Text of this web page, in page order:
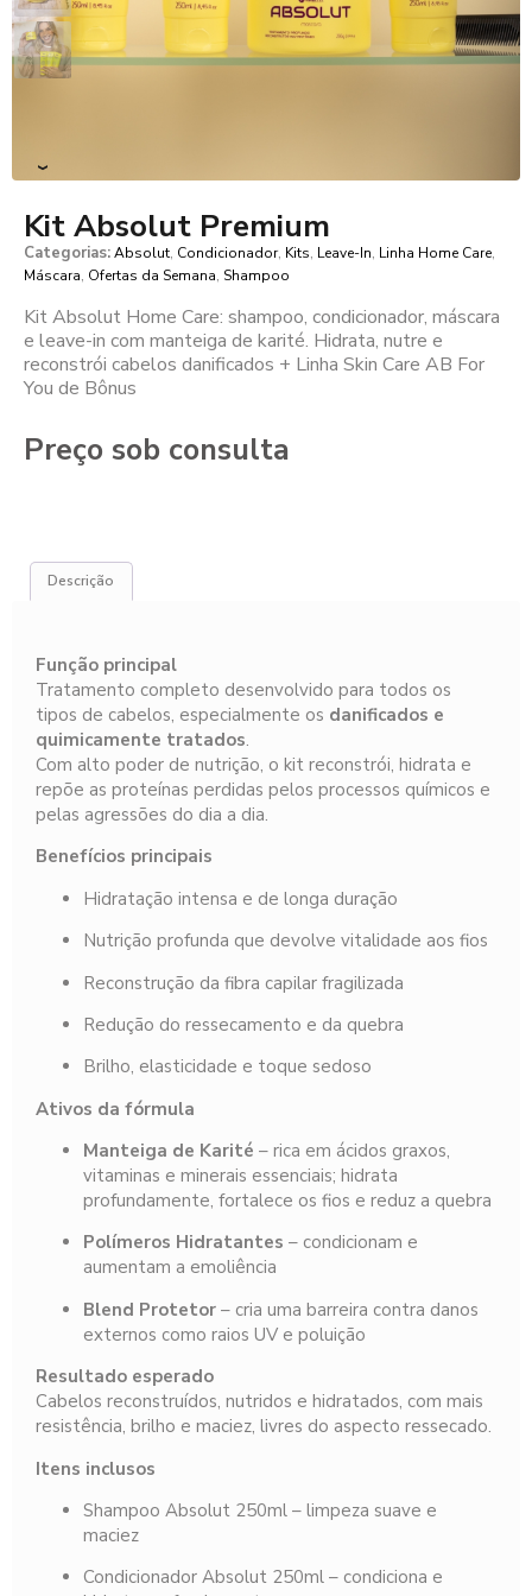
›
Kit Absolut Premium
Categorias:Absolut, Condicionador, Kits, Leave-In, Linha Home Care,
Máscara, Ofertas da Semana, Shampoo
Kit Absolut Home Care: shampoo, condicionador, máscara
e leave-in com manteiga de karité. Hidrata, nutre e
reconstrói cabelos danificados + Linha Skin Care AB For
You de Bônus
Preço sob consulta
Descrição
Função principal
Tratamento completo desenvolvido para todos os
tipos de cabelos, especialmente os danificados e
quimicamente tratados.
Com alto poder de nutrição, o kit reconstrói, hidrata e
repõe as proteínas perdidas pelos processos químicos e
pelas agressões do dia a dia.
Benefícios principais
Hidratação intensa e de longa duração
Nutrição profunda que devolve vitalidade aos fios
Reconstrução da fibra capilar fragilizada
Redução do ressecamento e da quebra
Brilho, elasticidade e toque sedoso
Ativos da fórmula
Manteiga de Karité – rica em ácidos graxos,
vitaminas e minerais essenciais; hidrata
profundamente, fortalece os fios e reduz a quebra
Polímeros Hidratantes – condicionam e
aumentam a emoliência
Blend Protetor – cria uma barreira contra danos
externos como raios UV e poluição
Resultado esperado
Cabelos reconstruídos, nutridos e hidratados, com mais
resistência, brilho e maciez, livres do aspecto ressecado.
Itens inclusos
Shampoo Absolut 250ml – limpeza suave e
maciez
Condicionador Absolut 250ml – condiciona e